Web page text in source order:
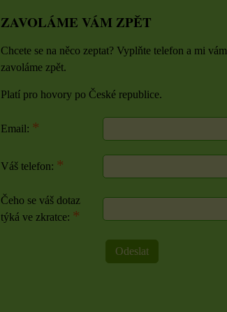
ZAVOLÁME VÁM ZPĚT
Chcete se na něco zeptat? Vyplňte telefon a mi vám
zavoláme zpět.
Platí pro hovory po České republice.
Email: *
Váš telefon: *
Čeho se váš dotaz
týká ve zkratce: *
Odeslat